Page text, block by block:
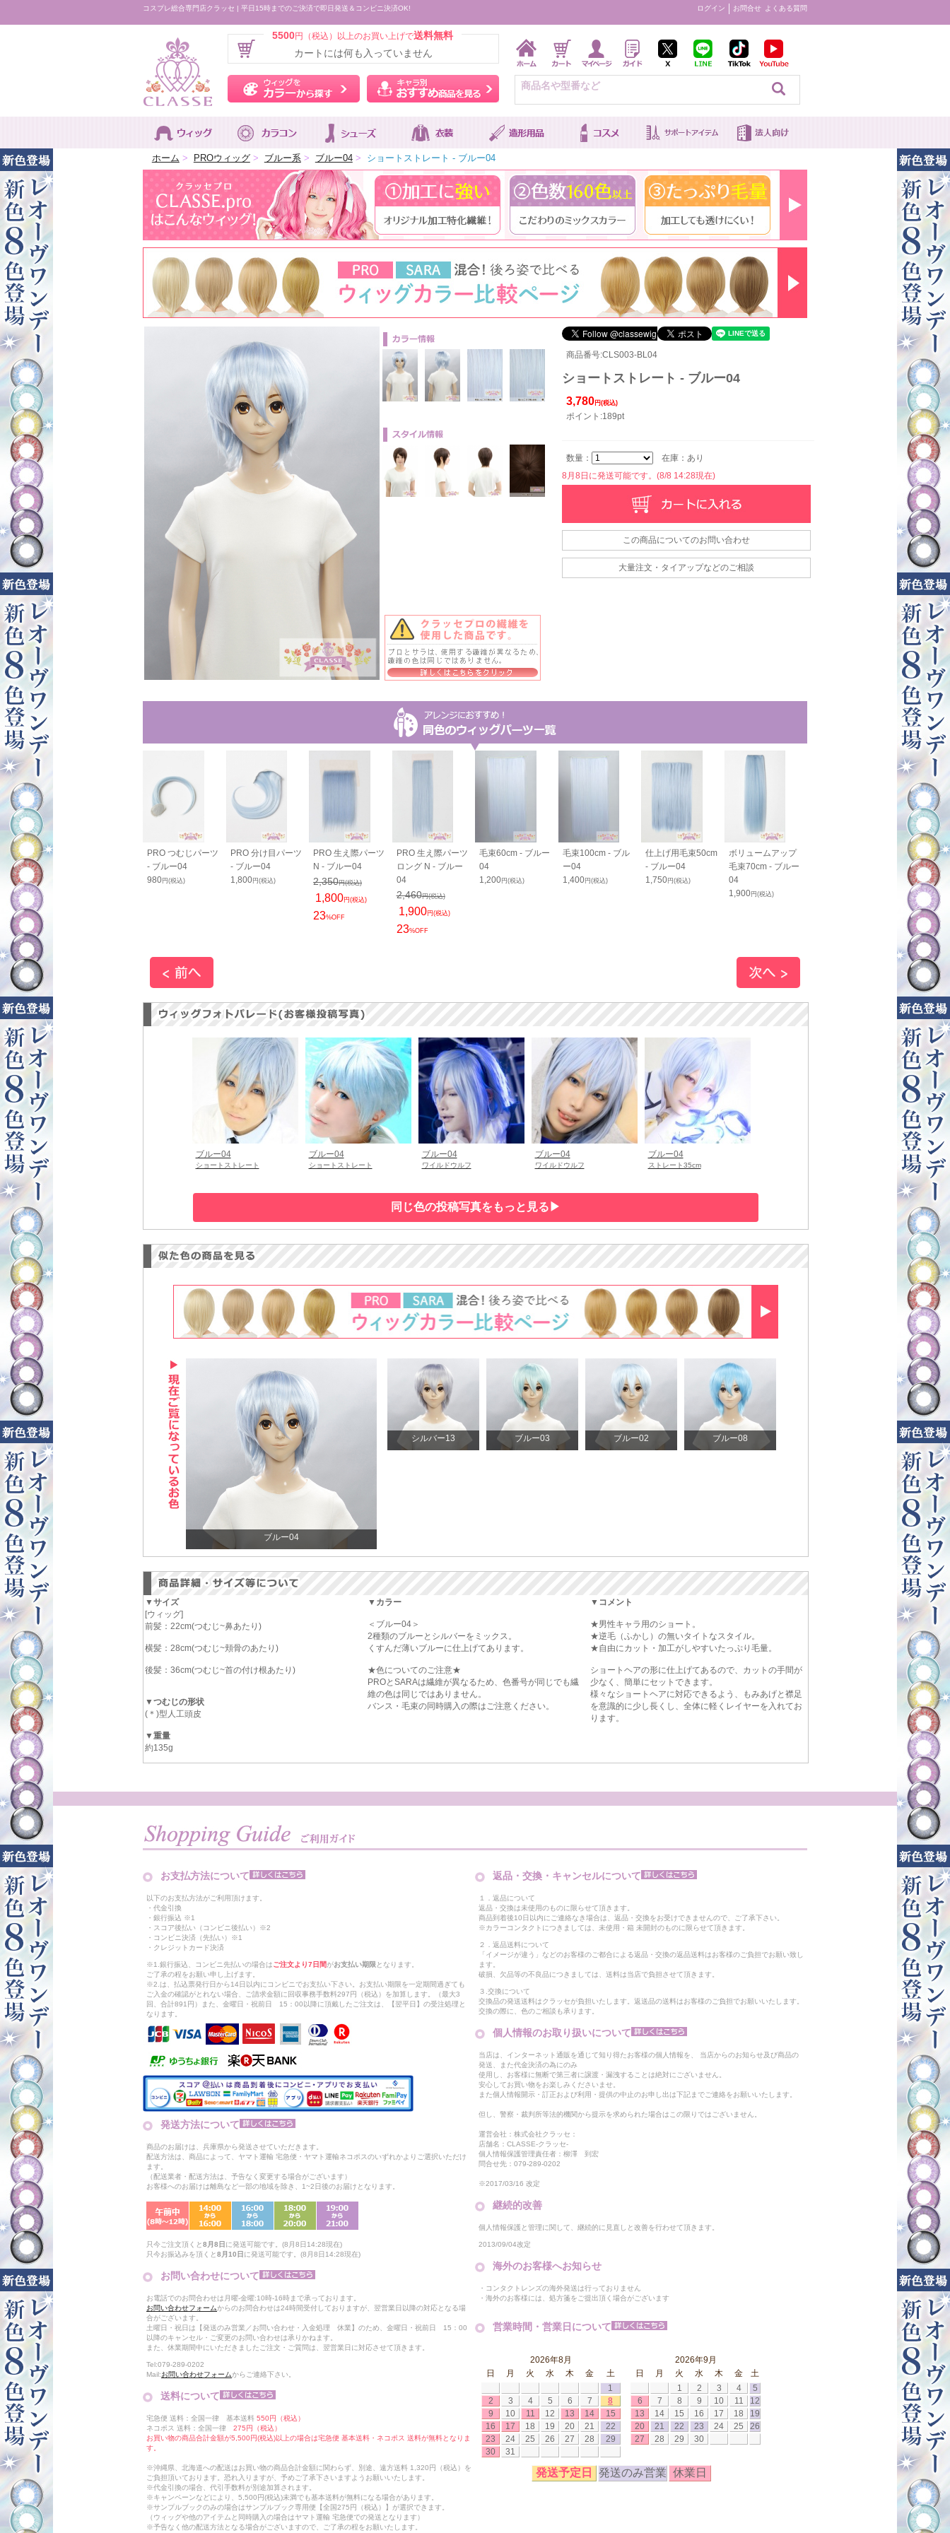
コスプレ総合専門店クラッセ | 平日15時までのご決済で即日発送＆コンビニ決済OK! ログイン お問合せ よくある質問
5500円（税込）以上のお買い上げで送料無料
カートには何も入っていません
ウィッグをカラーから探す キャラ別おすすめ商品を見る
ホーム > PROウィッグ > ブルー系 > ブルー04 > ショートストレート - ブルー04
商品番号:CLS003-BL04
ショートストレート - ブルー04
3,780 円(税込)
ポイント:189pt
数量：
在庫：あり
8月8日に発送可能です。(8/8 14:28現在)
この商品についてのお問い合わせ
大量注文・タイアップなどのご相談
バンス80cm
ー04
円(税込)
PRO つむじパーツ
- ブルー04
980円(税込)
PRO 分け目パーツ
- ブルー04
1,800円(税込)
PRO 生え際パーツ
N - ブルー04
2,350円(税込)
1,800円(税込)
23%OFF
PRO 生え際パーツ
ロング N - ブルー
04
2,460円(税込)
1,900円(税込)
23%OFF
毛束60cm - ブルー
04
1,200円(税込)
毛束100cm - ブル
ー04
1,400円(税込)
仕上げ用毛束50cm
- ブルー04
1,750円(税込)
ボリュームアップ
毛束70cm - ブルー
04
1,900円(税込)
バンス80cm -
ー04
2,050円(税込)
ブルー04
ショートストレート
ブルー04
ショートストレート
ブルー04
ワイルドウルフ
ブルー04
ワイルドウルフ
ブルー04
ストレート35cm
ブルー04
シルバー13 ブルー03 ブルー02 ブルー08
▼サイズ
[ウィッグ]
前髪：22cm(つむじ~鼻あたり)
横髪：28cm(つむじ~頬骨のあたり)
後髪：36cm(つむじ~首の付け根あたり)
▼つむじの形状
(＊)型人工頭皮
▼重量
約135g
▼カラー
＜ブルー04＞
2種類のブルーとシルバーをミックス。
くすんだ薄いブルーに仕上げてあります。
★色についてのご注意★
PROとSARAは繊維が異なるため、色番号が同じでも繊
維の色は同じではありません。
バンス・毛束の同時購入の際はご注意ください。
▼コメント
★男性キャラ用のショート。
★逆毛（ふかし）の無いタイトなスタイル。
★自由にカット・加工がしやすいたっぷり毛量。
ショートヘアの形に仕上げてあるので、カットの手間が
少なく、簡単にセットできます。
様々なショートヘアに対応できるよう、もみあげと襟足
を意識的に少し長くし、全体に軽くレイヤーを入れてお
ります。
お支払方法について
以下のお支払方法がご利用頂けます。
・代金引換
・銀行振込 ※1
・スコア後払い（コンビニ後払い）※2
・コンビニ決済（先払い）※1
・クレジットカード決済
※1.銀行振込、コンビニ先払いの場合はご注文より7日間がお支払い期限 となります。
ご了承の程をお願い申し上げます。
※2.は、払込票発行日から14日以内にコンビニでお支払い下さい。お支払い期限を一定期間過ぎても
ご入金の確認がとれない場合、ご請求金額に回収事務手数料297円（税込）を加算します。（最大3
回、合計891円）また、金曜日・祝前日 15：00以降に頂戴したご注文は、【翌平日】の受注処理と
なります。
発送方法について
商品のお届けは、兵庫県から発送させていただきます。
配送方法は、商品によって、ヤマト運輸 宅急便・ヤマト運輸ネコポスのいずれかよりご選択いただけ
ます。
（配送業者・配送方法は、予告なく変更する場合がございます）
お客様へのお届けは離島など一部の地域を除き、1~2日後のお届けとなります。
只今ご注文頂くと8月8日 に発送可能です。(8月8日14:28現在)
只今お振込みを頂くと8月10日 に発送可能です。(8月8日14:28現在)
お問い合わせについて
お電話でのお問合わせは月曜-金曜:10時-16時まで承っております。
お問い合わせフォームからのお問合わせは24時間受付しておりますが、翌営業日以降の対応となる場
合がございます。
土曜日・祝日は【発送のみ営業／お問い合わせ・入金処理 休業】のため、金曜日・祝前日 15：00
以降のキャンセル・ご変更のお問い合わせは承りかねます。
また、休業期間中にいただきましたご注文・ご質問は、翌営業日に対応させて頂きます。
Tel:079-289-0202
Mail:お問い合わせフォームからご連絡下さい。
送料について
宅急便 送料：全国一律 基本送料 550円（税込）
ネコポス 送料：全国一律 275円（税込）
お買い物の商品合計金額が5,500円(税込)以上の場合は宅急便 基本送料・ネコポス 送料が無料となりま
す。
※沖縄県、北海道への配送はお買い物の商品合計金額に関わらず、別途、遠方送料 1,320円（税込）を
ご負担頂いております。恐れ入りますが、予めご了承下さいますようお願いいたします。
※代金引換の場合、代引手数料が別途加算されます。
※キャンペーンなどにより、5,500円(税込)未満でも基本送料が無料になる場合があります。
※サンプルブックのみの場合はサンプルブック専用便【全国275円（税込）】が選択できます。
（ウィッグや他のアイテムと同時購入の場合はヤマト運輸 宅急便での発送となります）
※予告なく他の配送方法となる場合がございますので、ご了承の程をお願いたします。
返品・交換・キャンセルについて
１．返品について
返品・交換は未使用のものに限らせて頂きます。
商品到着後10日以内にご連絡なき場合は、返品・交換をお受けできませんので、ご了承下さい。
※カラーコンタクトにつきましては、未使用・箱 未開封のものに限らせて頂きます。
２．返品送料について
「イメージが違う」などのお客様のご都合による返品・交換の返品送料はお客様のご負担でお願い致し
ます。
破損、欠品等の不良品につきましては、送料は当店で負担させて頂きます。
３.交換について
交換品の発送送料はクラッセが負担いたします。返送品の送料はお客様のご負担でお願いいたします。
交換の際に、色のご相談も承ります。
個人情報のお取り扱いについて
当店は、インターネット通販を通じて知り得たお客様の個人情報を、 当店からのお知らせ及び商品の
発送、また代金決済の為にのみ
使用し、お客様に無断で第三者に譲渡・漏洩することは絶対にございません。
安心してお買い物をお楽しみくださいませ。
また個人情報開示・訂正および利用・提供の中止のお申し出は下記までご連絡をお願いいたします。
但し、警察・裁判所等法的機関から提示を求められた場合はこの限りではございません。
運営会社：株式会社クラッセ：
店舗名：CLASSE-クラッセ-
個人情報保護管理責任者：柳澤 到宏
問合せ先：079-289-0202
※2017/03/16 改定
継続的改善
個人情報保護と管理に関して、継続的に見直しと改善を行わせて頂きます。
2013/09/04改定
海外のお客様へお知らせ
・コンタクトレンズの海外発送は行っておりません
・海外のお客様には、処方箋をご提出頂く場合がございます
営業時間・営業日について
2026年8月
日
月 火 水 木 金
土
1
2
3 4 5 6 7
8
9
10 11 12 13 14
15
16
17 18 19 20 21
22
23
24 25 26 27 28
29
30
31
2026年9月
日
月 火 水 木 金
土
1
2 3 4
5
6
7 8 9 10 11
12
13
14 15 16 17 18
19
20
21 22 23 24 25
26
27
28 29 30
発送予定日 発送のみ営業 休業日